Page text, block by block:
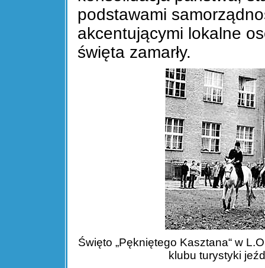
podstawami
akcentującymi lokalne
święta zamarły.
Święto „Pękniętego Kasztana“ w
klubu turystyki